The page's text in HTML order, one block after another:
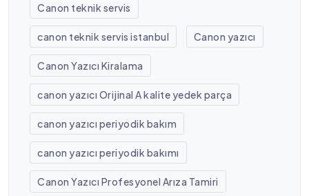
Canon teknik servis
canon teknik servis istanbul Canon yazıcı
Canon Yazıcı Kiralama
canon yazıcı Orijinal A kalite yedek parça
canon yazıcı periyodik bakım
canon yazıcı periyodik bakımı
Canon Yazıcı Profesyonel Arıza Tamiri